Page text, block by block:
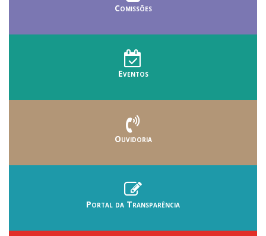
Comissões
Eventos
Ouvidoria
Portal da Transparência